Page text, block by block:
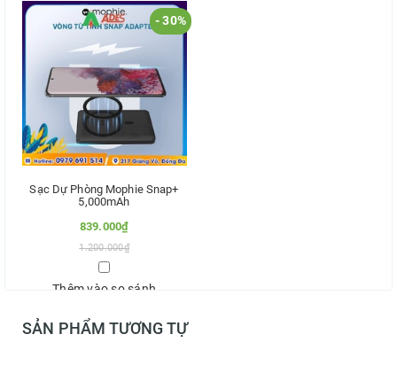
- 30%
Sạc Dự Phòng Mophie Snap+
5,000mAh
839.000₫
1.200.000₫
Thêm vào so sánh
SẢN PHẨM TƯƠNG TỰ